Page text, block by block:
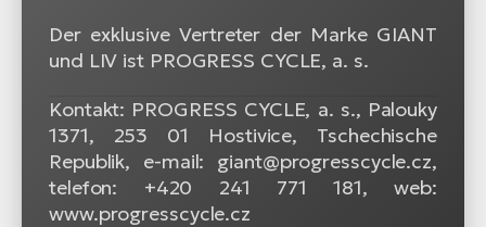
Der exklusive Vertreter der Marke GIANT
und LIV ist PROGRESS CYCLE, a. s.
Kontakt: PROGRESS CYCLE, a. s., Palouky
1371, 253 01 Hostivice, Tschechische
Republik, e-mail: giant@progresscycle.cz,
telefon: +420 241 771 181, web:
www.progresscycle.cz